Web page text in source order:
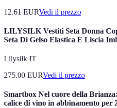
12.61 EURVedi il prezzo
LILYSILK Vestiti Seta Donna
Seta Di Gelso Elastica E Liscia
Lilysilk IT
275.00 EURVedi il prezzo
Smartbox Nel cuore della
calice di vino in abbinamento per